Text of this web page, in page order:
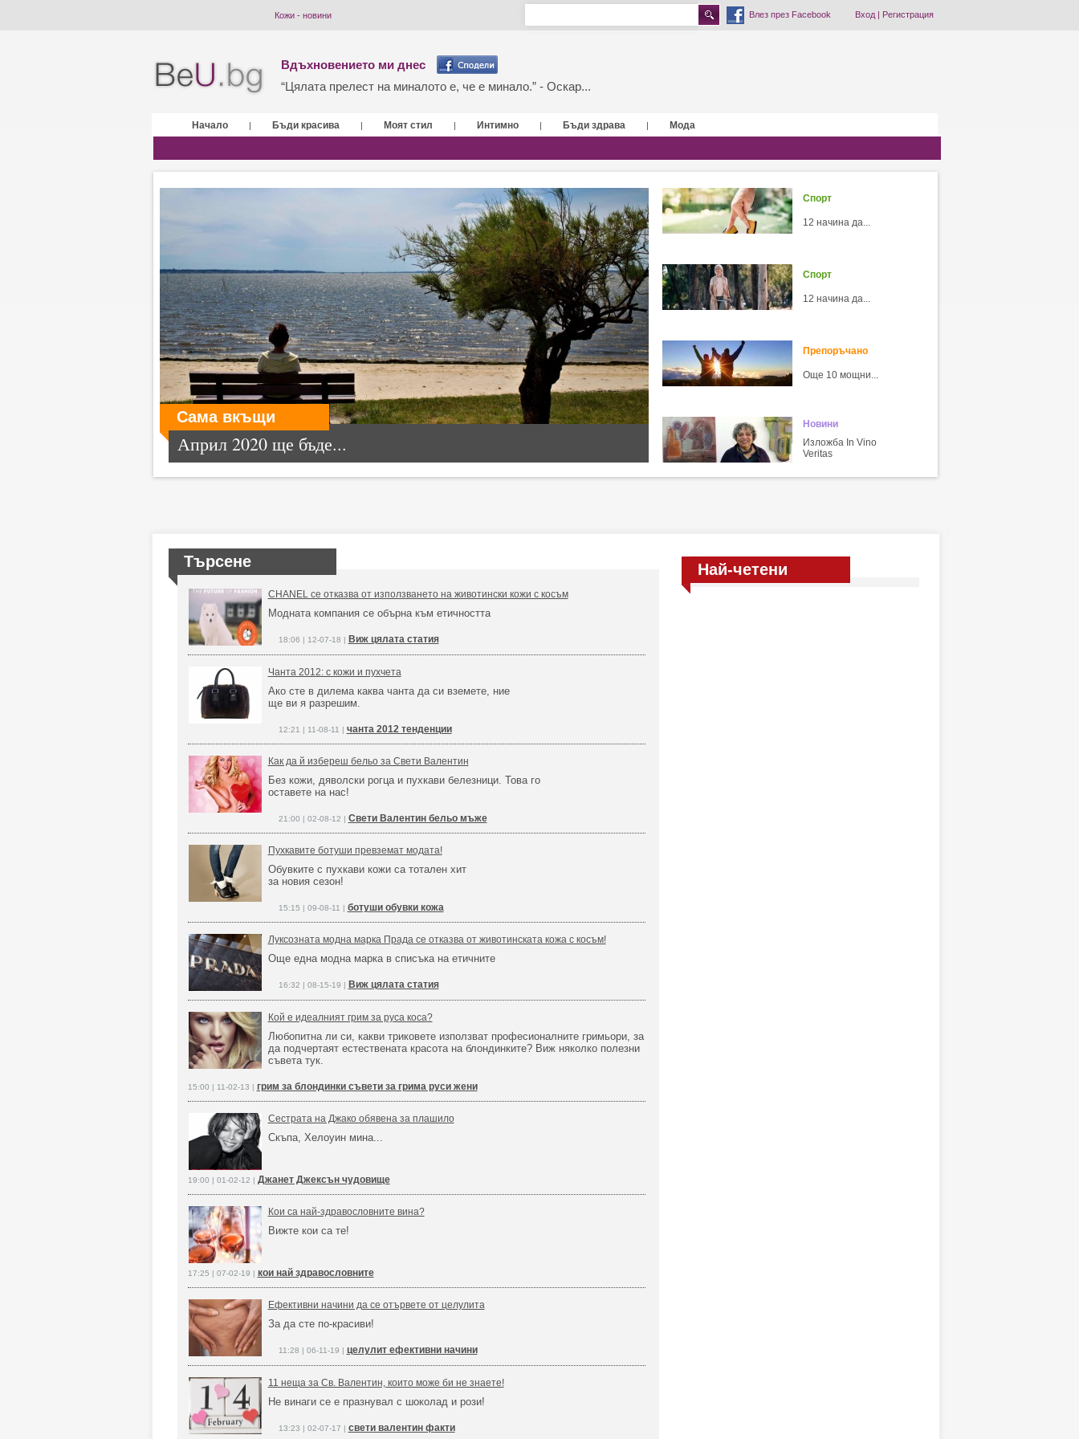
Кожи - новини Влез през Facebook Вход| Регистрация
Вдъхновението ми днес
“Цялата прелест на миналото е, че е минало.” - Оскар...
Начало | Бъди красива | Моят стил | Интимно | Бъди здрава | Мода
Сама вкъщи
Април 2020 ще бъде...
Спорт
12 начина да...
Спорт
12 начина да...
Препоръчано
Още 10 мощни...
Новини
Изложба In Vino
Veritas
Търсене
CHANEL се отказва от използването на животински кожи с косъм
Модната компания се обърна към етичността
18:06 | 12-07-18 | Виж цялата статия
Чанта 2012: с кожи и пухчета
Ако сте в дилема каква чанта да си вземете, ние
ще ви я разрешим.
12:21 | 11-08-11 | чанта 2012 тенденции
Как да й избереш бельо за Свети Валентин
Без кожи, дяволски рогца и пухкави белезници. Това го
оставете на нас!
21:00 | 02-08-12 | Свети Валентин бельо мъже
Пухкавите ботуши превземат модата!
Обувките с пухкави кожи са тотален хит
за новия сезон!
15:15 | 09-08-11 | ботуши обувки кожа
Луксозната модна марка Прада се отказва от животинската кожа с косъм!
Още една модна марка в списъка на етичните
16:32 | 08-15-19 | Виж цялата статия
Кой е идеалният грим за руса коса?
Любопитна ли си, какви триковете използват професионалните гримьори, за
да подчертаят естествената красота на блондинките? Виж няколко полезни
съвета тук.
15:00 | 11-02-13 | грим за блондинки съвети за грима руси жени
Сестрата на Джако обявена за плашило
Скъпа, Хелоуин мина...
19:00 | 01-02-12 | Джанет Джексън чудовище
Кои са най-здравословните вина?
Вижте кои са те!
17:25 | 07-02-19 | кои най здравословните
Ефективни начини да се отървете от целулита
За да сте по-красиви!
11:28 | 06-11-19 | целулит ефективни начини
11 неща за Св. Валентин, които може би не знаете!
Не винаги се е празнувал с шоколад и рози!
13:23 | 02-07-17 | свети валентин факти
Най-четени